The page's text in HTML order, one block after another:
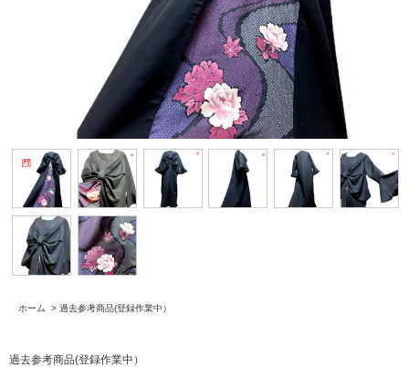
ホーム > 過去参考商品(登録作業中）
過去参考商品(登録作業中）